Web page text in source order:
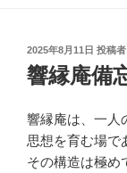
投
稿
日:
2025年8月11日 投稿
響縁庵備
響縁庵は、一人
思想を育む場で
その構造は極め